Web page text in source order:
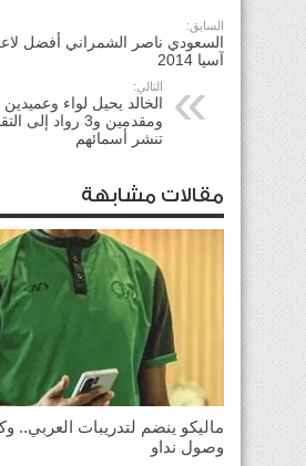
السابق:
السعودي ناصر الشمراني أفضل
آسيا 2014
التالي:
ومقدمين و3 رواد
تنشر أسمائهم
مقالات مشابهة
ماليكو ينضم لتدريبات العربي..
وصول نداو